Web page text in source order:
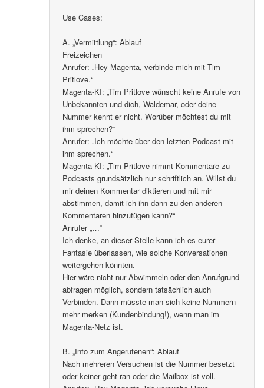
Use Cases:
A. „Vermittlung“: Ablauf
Freizeichen
Anrufer: „Hey Magenta, verbinde mich mit Tim
Pritlove.“
Magenta-KI: „Tim Pritlove wünscht keine Anrufe von
Unbekannten und dich, Waldemar, oder deine
Nummer kennt er nicht. Worüber möchtest du mit
ihm sprechen?“
Anrufer: „Ich möchte über den letzten Podcast mit
ihm sprechen.“
Magenta-KI: „Tim Pritlove nimmt Kommentare zu
Podcasts grundsätzlich nur schriftlich an. Willst du
mir deinen Kommentar diktieren und mit mir
abstimmen, damit ich ihn dann zu den anderen
Kommentaren hinzufügen kann?“
Anrufer „…“
Ich denke, an dieser Stelle kann ich es eurer
Fantasie überlassen, wie solche Konversationen
weitergehen könnten.
Hier wäre nicht nur Abwimmeln oder den Anrufgrund
abfragen möglich, sondern tatsächlich auch
Verbinden. Dann müsste man sich keine Nummern
mehr merken (Kundenbindung!), wenn man im
Magenta-Netz ist.
B. „Info zum Angerufenen“: Ablauf
Nach mehreren Versuchen ist die Nummer besetzt
oder keiner geht ran oder die Mailbox ist voll.